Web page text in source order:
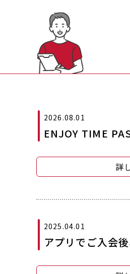
2026.08.01
ENJOY TIME
詳
2025.04.01
アプリでご入会